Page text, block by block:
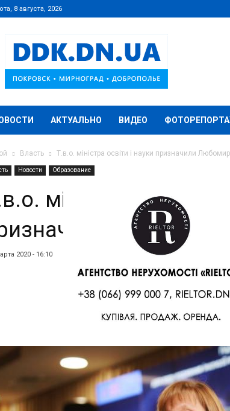
8 августа, 2026
DDK.DN.UA
АКТУАЛЬНО ВИДЕО
Власть Т.в.о. міністра освіти і науки призначили
Новости Образование
міністра освіти і
Любомиру
2020 - 16:10